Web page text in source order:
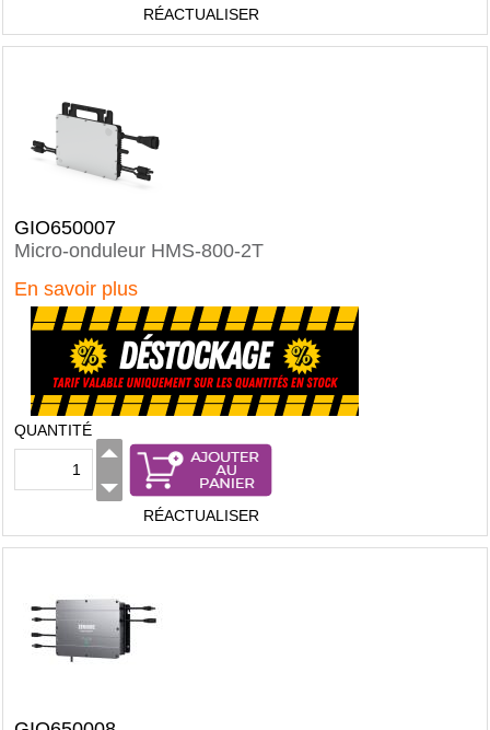
RÉACTUALISER
GIO650007
Micro-onduleur HMS-800-2T
En savoir plus
QUANTITÉ
RÉACTUALISER